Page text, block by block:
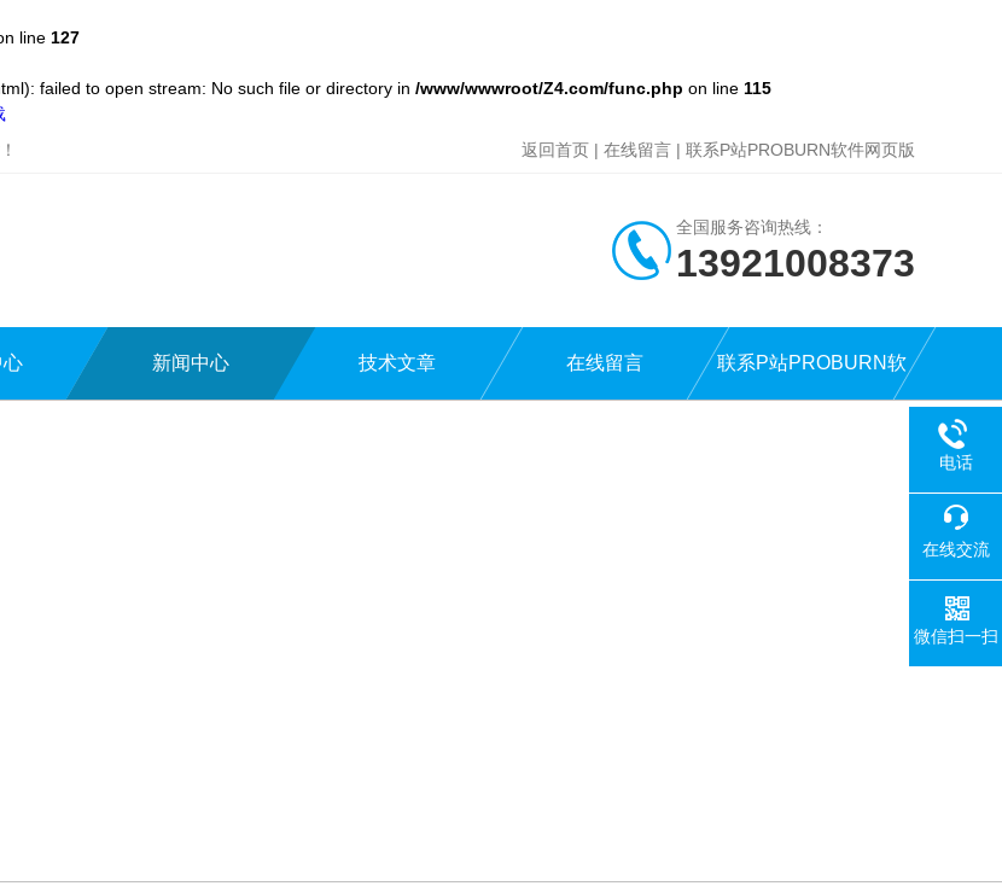
line 127
failed to open stream: No such file or directory in /www/wwwroot/Z4.com/func.php on line 115
返回首页 | 在线留言 | 联系P站PROBURN软件网页版
全国服务咨询热线：
13921008373
心 新闻中心 技术文章 在线留言 联系P站PROBURN软
电话
在线交流
微信扫一扫